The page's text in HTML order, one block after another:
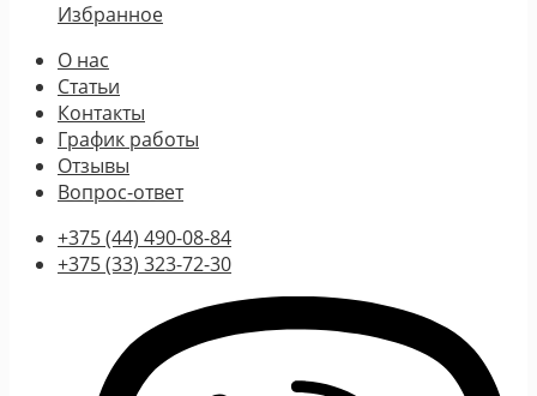
Избранное
О нас
Статьи
Контакты
График работы
Отзывы
Вопрос-ответ
+375 (44) 490-08-84
+375 (33) 323-72-30